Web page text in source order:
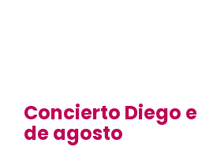
Concierto Diego
de agosto